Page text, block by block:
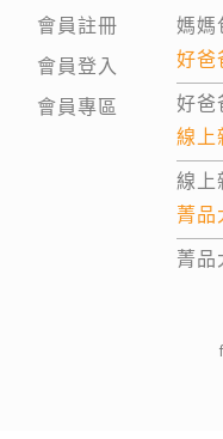
會員註冊
會員登入
會員專區
媽媽
好爸
好爸
線上
線上
菁品
菁品